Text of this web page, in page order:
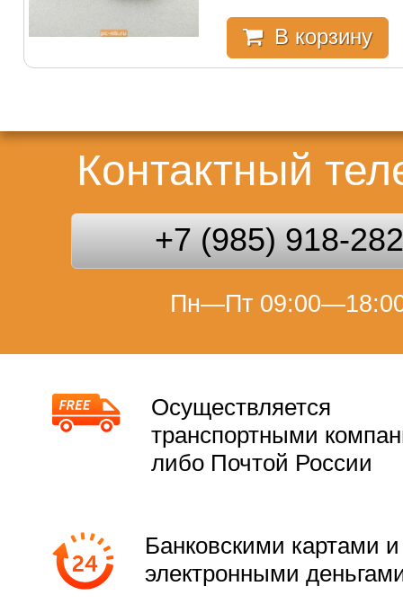
В корзину
Контактный
+7 (985) 918-
Пн—Пт
Осуществляется
транспортными
либо Почтой России
Банковскими картами и
электронными